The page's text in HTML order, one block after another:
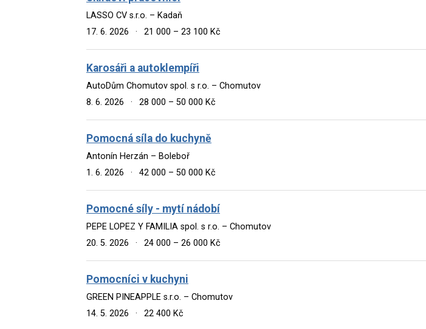
LASSO CV s.r.o. – Kadaň
17. 6. 2026
· 21 000 – 23 100 Kč
Karosáři a autoklempíři
AutoDům Chomutov spol. s r.o. – Chomutov
8. 6. 2026
· 28 000 – 50 000 Kč
Pomocná síla do kuchyně
Antonín Herzán – Boleboř
1. 6. 2026
· 42 000 – 50 000 Kč
Pomocné síly - mytí nádobí
PEPE LOPEZ Y FAMILIA spol. s r.o. – Chomutov
20. 5. 2026
· 24 000 – 26 000 Kč
Pomocníci v kuchyni
GREEN PINEAPPLE s.r.o. – Chomutov
14. 5. 2026
· 22 400 Kč